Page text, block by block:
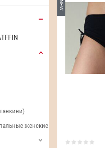
женские
NEW